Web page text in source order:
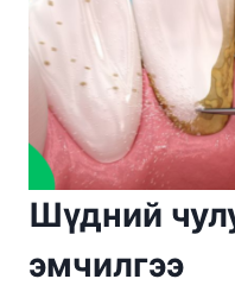
Шүдний
эмчилгээ